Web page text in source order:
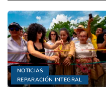
NOTICIAS
REPARACIÓN INTEGRAL